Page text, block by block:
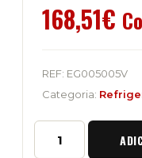
168,51€
REF: EG005005V
Categoria:
Quantidade